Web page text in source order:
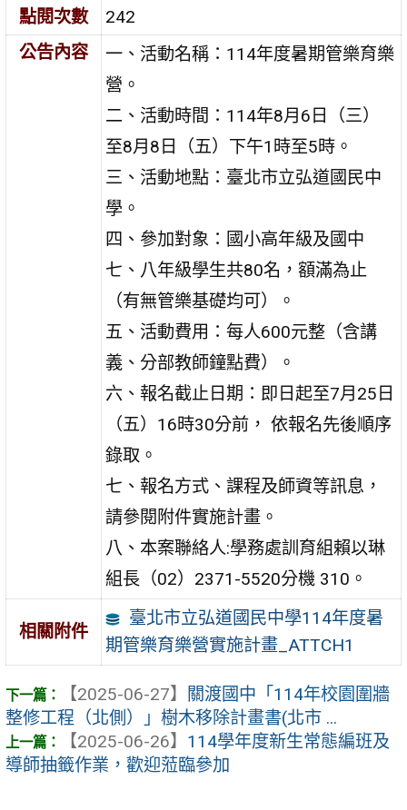
點閱次數
242
公告內容
一、活動名稱：114年度暑期管樂育樂
營。
二、活動時間：114年8月6日（三）
至8月8日（五）下午1時至5時。
三、活動地點：臺北市立弘道國民中
學。
四、參加對象：國小高年級及國中
七、八年級學生共80名，額滿為止
（有無管樂基礎均可）。
五、活動費用：每人600元整（含講
義、分部教師鐘點費）。
六、報名截止日期：即日起至7月25日
（五）16時30分前， 依報名先後順序
錄取。
七、報名方式、課程及師資等訊息，
請參閱附件實施計畫。
八、本案聯絡人:學務處訓育組賴以琳
組長（02）2371-5520分機 310。
相關附件
臺北市立弘道國民中學114年度暑
期管樂育樂營實施計畫_ATTCH1
【2025-06-27】
關渡國中「114年校園圍牆
整修工程（北側）」樹木移除計畫書(北市 ...
【2025-06-26】 114學年度新生常態編班及
導師抽籤作業，歡迎蒞臨參加